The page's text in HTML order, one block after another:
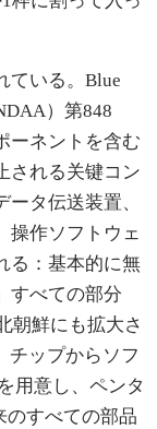
ている。Blue
）第848
ーネントを含む
される关键コン
タ伝送装置、
操作ソフトウェ
る：基本的に無
すべての部分
朝鮮にも拡大さ
チップからソフ
用意し、ペンタ
のすべての部品